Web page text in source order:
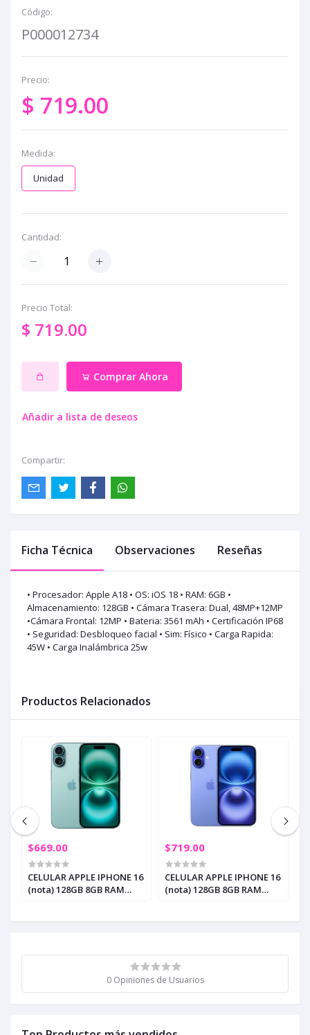
Código:
P000012734
Precio:
$ 719.00
Medida:
Unidad
Cantidad:
Precio Total:
$ 719.00
Comprar Ahora
Añadir a lista de deseos
Compartir:
0 Opiniones de Usuarios
Ficha Técnica Observaciones Reseñas
• Procesador: Apple A18 • OS: iOS 18 • RAM: 6GB •
Almacenamiento: 128GB • Cámara Trasera: Dual, 48MP+12MP
•Cámara Frontal: 12MP • Bateria: 3561 mAh • Certificación IP68
• Seguridad: Desbloqueo facial • Sim: Físico • Carga Rapida:
45W • Carga Inalámbrica 25w
Productos Relacionados
$669.00
CELULAR APPLE IPHONE 16
(nota) 128GB 8GB RAM
$719.00
CELULAR APPLE IPHONE 16
(nota) 128GB 8GB RAM